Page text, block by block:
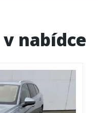
nabídce